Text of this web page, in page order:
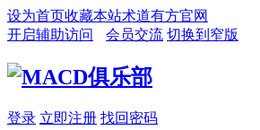
设为首页收藏本站术道有方官网
开启辅助访问
会员交流 切换到窄版
登录 立即注册 找回密码